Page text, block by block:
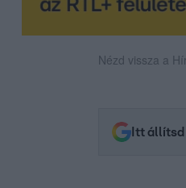
Nézd vissza a
Itt állítsd